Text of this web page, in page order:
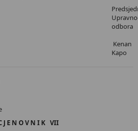
odbora
Kenan
Kapo
J E N O V N I K VII